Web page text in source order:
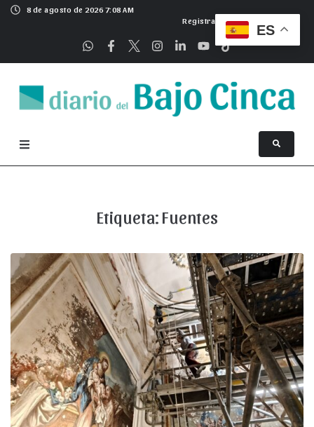
8 de agosto de 2026 7:08 AM
Registrarse
Etiqueta: Fuentes
ES